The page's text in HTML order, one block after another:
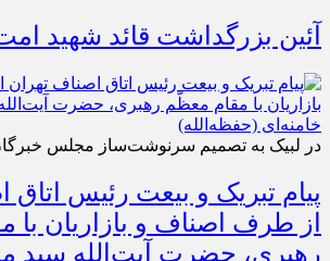
آئین بزرگداشت قائد شهید
در لبیک به تصمیم سرنوشت‌ساز مجلس
پیام تبریک و بیعت رئیس اتاق
از طرف اصناف و بازاریان با
رهبری، حضرت آیت‌الله سید